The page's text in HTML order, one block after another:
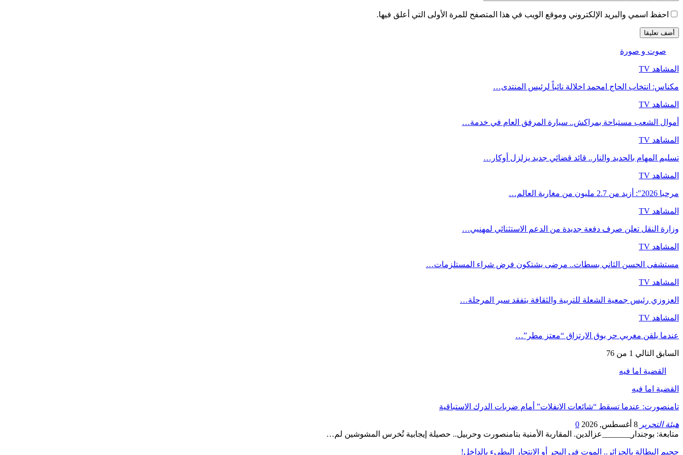
احفظ اسمي والبريد الإلكتروني وموقع الويب في هذا المتصفح للمرة الأولى التي أعلق فيها.
صوت و صورة
المشاهد TV
مكناس: انتخاب الحاج امحمد اخلالة نائباً لرئيس المنتدى…
المشاهد TV
أموال الشعب مستباحة بمراكش.. سيارة المرفق العام في خدمة…
المشاهد TV
تسليم المهام بالحديد والنار.. قائد قضائي جديد يزلزل أوكار…
المشاهد TV
مرحبا 2026″: أزيد من 2.7 مليون من مغاربة العالم…
المشاهد TV
وزارة النقل تعلن صرف دفعة جديدة من الدعم الاستثنائي لمهنيي…
المشاهد TV
مستشفى الحسن الثاني بسطات.. مرضى يشتكون فرض شراء المستلزمات…
المشاهد TV
العزوزي رئيس جمعية الشعلة للتربية والثقافة يتفقد سير المرحلة…
المشاهد TV
عندما يلقن مغربي حر بوق الارتزاق “معتز مطر”…
السابق التالي 1 من 76
القضية اما فيه
القضية اما فيه
تامنصورت: عندما تسقط “شائعات الانفلات” أمام ضربات الدرك الاستباقية
هيئة التحرير 8 أغسطس, 2026
0
متابعة: بوجندار_______عزالدين. المقاربة الأمنية بتامنصورت وحربيل.. حصيلة إيجابية تُخرس المشوشين لم…
جحيم البطالة بالجزائر.. الموت في البحر أو الانتحار البطيء بالداخل!